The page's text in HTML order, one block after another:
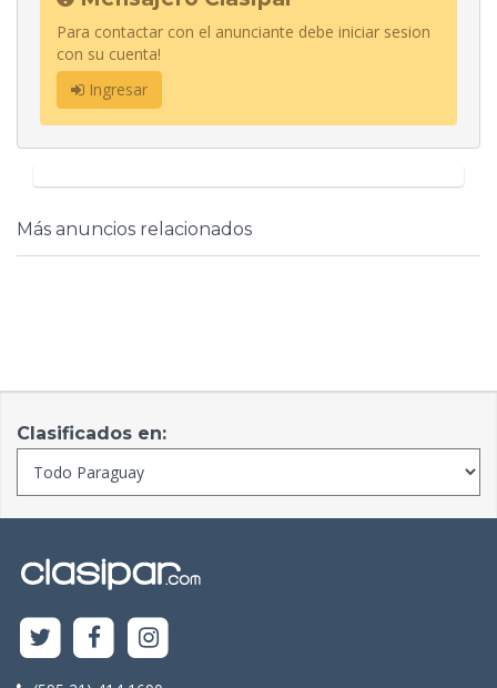
Para contactar con el anunciante debe iniciar sesion
con su cuenta!
Ingresar
Más anuncios relacionados
Clasificados en: